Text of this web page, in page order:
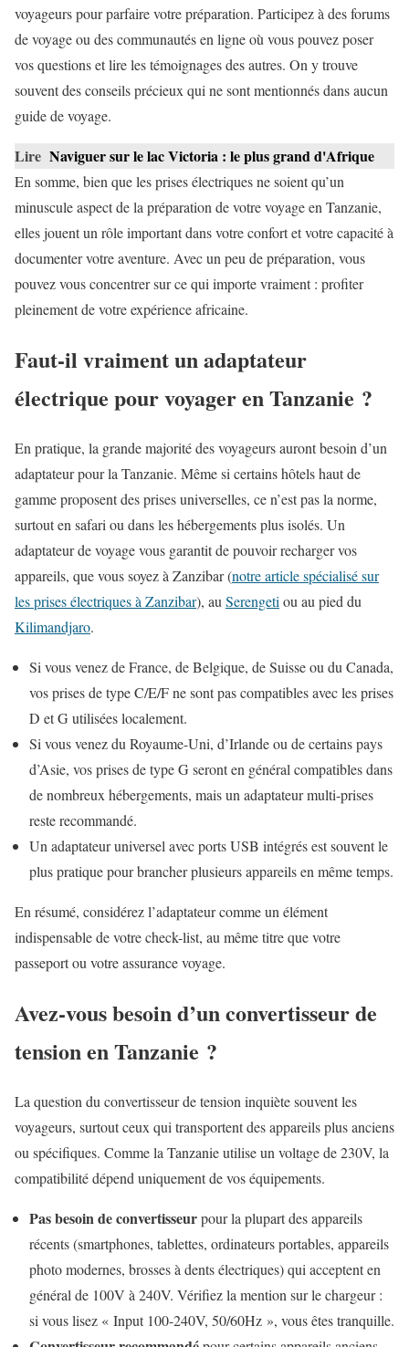
voyageurs pour parfaire votre préparation. Participez à des forums
de voyage ou des communautés en ligne où vous pouvez poser
vos questions et lire les témoignages des autres. On y trouve
souvent des conseils précieux qui ne sont mentionnés dans aucun
guide de voyage.
Lire Naviguer sur le lac Victoria : le plus grand d'Afrique
En somme, bien que les prises électriques ne soient qu’un
minuscule aspect de la préparation de votre voyage en Tanzanie,
elles jouent un rôle important dans votre confort et votre capacité à
documenter votre aventure. Avec un peu de préparation, vous
pouvez vous concentrer sur ce qui importe vraiment : profiter
pleinement de votre expérience africaine.
Faut-il vraiment un adaptateur
électrique pour voyager en Tanzanie ?
En pratique, la grande majorité des voyageurs auront besoin d’un
adaptateur pour la Tanzanie. Même si certains hôtels haut de
gamme proposent des prises universelles, ce n’est pas la norme,
surtout en safari ou dans les hébergements plus isolés. Un
adaptateur de voyage vous garantit de pouvoir recharger vos
appareils, que vous soyez à Zanzibar (notre article spécialisé sur
les prises électriques à Zanzibar), au Serengeti ou au pied du
Kilimandjaro.
Si vous venez de France, de Belgique, de Suisse ou du Canada,
vos prises de type C/E/F ne sont pas compatibles avec les prises
D et G utilisées localement.
Si vous venez du Royaume-Uni, d’Irlande ou de certains pays
d’Asie, vos prises de type G seront en général compatibles dans
de nombreux hébergements, mais un adaptateur multi-prises
reste recommandé.
Un adaptateur universel avec ports USB intégrés est souvent le
plus pratique pour brancher plusieurs appareils en même temps.
En résumé, considérez l’adaptateur comme un élément
indispensable de votre check-list, au même titre que votre
passeport ou votre assurance voyage.
Avez-vous besoin d’un convertisseur de
tension en Tanzanie ?
La question du convertisseur de tension inquiète souvent les
voyageurs, surtout ceux qui transportent des appareils plus anciens
ou spécifiques. Comme la Tanzanie utilise un voltage de 230V, la
compatibilité dépend uniquement de vos équipements.
Pas besoin de convertisseurpour la plupart des appareils
récents (smartphones, tablettes, ordinateurs portables, appareils
photo modernes, brosses à dents électriques) qui acceptent en
général de 100V à 240V. Vérifiez la mention sur le chargeur :
si vous lisez « Input 100-240V, 50/60Hz », vous êtes tranquille.